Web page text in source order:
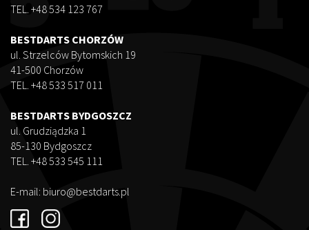
TEL. +48 534 123 767
BESTDARTS CHORZÓW
ul. Strzelców Bytomskich 19
41-500 Chorzów
TEL. +48 533 517 011
BESTDARTS BYDGOSZCZ
ul. Grudziądzka 1
85-130 Bydgoszcz
TEL. +48 533 545 111
E-mail: biuro@bestdarts.pl